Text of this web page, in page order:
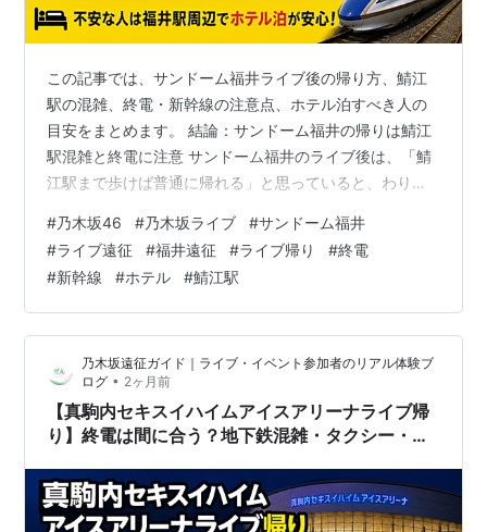
この記事では、サンドーム福井ライブ後の帰り方、鯖江
駅の混雑、終電・新幹線の注意点、ホテル泊すべき人の
目安をまとめます。 結論：サンドーム福井の帰りは鯖江
駅混雑と終電に注意 サンドーム福井のライブ後は、「鯖
江駅まで歩けば普通に帰れる」と思っていると、わりと
15〜20分かかるうえに、終演後は駅へ向かう人が一気に
集中するからです。 特に注意したいのは、次の3つで
す。 鯖江駅までの徒歩移動で時間がかかる 電車の本数が
多くない 福井駅・敦賀駅方面の新幹線接続に余裕がない
遠征で不安がある人は、福井駅周辺にホテルを取ってお
くのが一番安心です。 先に結論 …
#乃木坂46 #乃木坂ライブ #サンドーム福井
#ライブ遠征 #福井遠征 #ライブ帰り #終電
#新幹線 #ホテル #鯖江駅
乃木坂遠征ガイド｜ライブ・イベント参加者のリアル体験ブ
ログ • 2ヶ月前
【真駒内セキスイハイムアイスアリーナライブ帰
り】終電は間に合う？地下鉄混雑・タクシー・空